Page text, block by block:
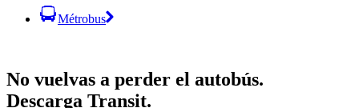
Métrobus
No vuelvas a perder el autobús.
Descarga Transit.